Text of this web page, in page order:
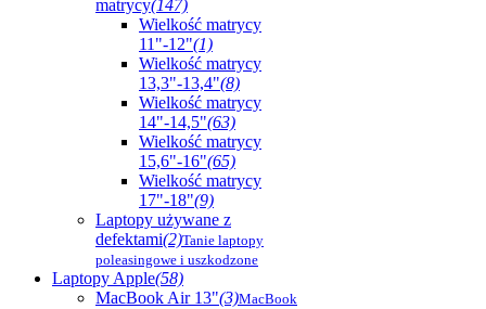
matrycy(147)
Wielkość matrycy
11"-12"(1)
Wielkość matrycy
13,3"-13,4"(8)
Wielkość matrycy
14"-14,5"(63)
Wielkość matrycy
15,6"-16"(65)
Wielkość matrycy
17"-18"(9)
Laptopy używane z
defektami(2)Tanie laptopy
poleasingowe i uszkodzone
Laptopy Apple(58)
MacBook Air 13"(3)MacBook